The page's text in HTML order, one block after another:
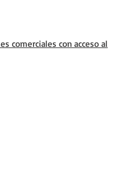
comerciales con acceso al